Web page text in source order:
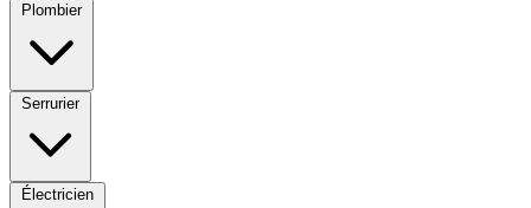
Plombier
Serrurier
Électricien